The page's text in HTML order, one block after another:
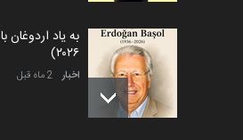
۲۰۲۶)
اخبار 2 ماه قبل